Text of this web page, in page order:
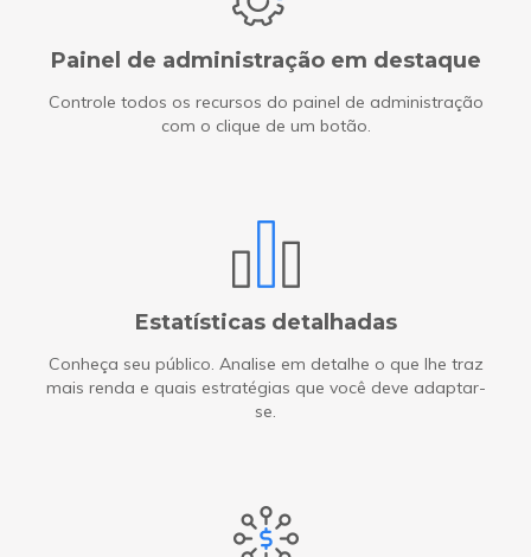
Painel de administração em destaque
Controle todos os recursos do painel de administração
com o clique de um botão.
Estatísticas detalhadas
Conheça seu público. Analise em detalhe o que lhe traz
mais renda e quais estratégias que você deve adaptar-
se.